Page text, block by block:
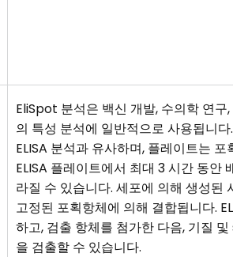
EliSpot 분석은 백신 개발, 수의학 연
의 특성 분석에 일반적으로 사용됩니
ELISA 분석과 유사하며, 플레이트는
ELISA 플레이트에서 최대 3 시간 동안
라질 수 있습니다. 세포에 의해 생성된
고정된 포획항체에 의해 결합됩니다.
하고, 검출 항체를 첨가한 다음, 기질
을 검출할 수 있습니다.